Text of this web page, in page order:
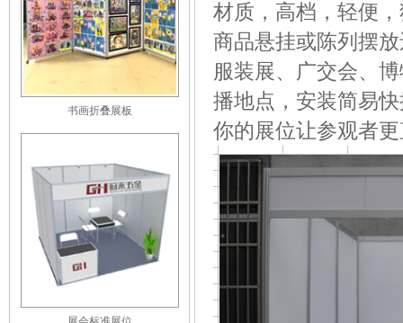
材质，高档，轻便
商品悬挂或陈列摆
服装展、广交会、
播地点，安装简易
你的展位让参观者
书画折叠展板